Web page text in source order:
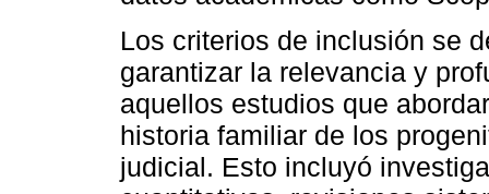
Los criterios de inclusión se
garantizar la relevancia y
aquellos estudios que
historia familiar de los
judicial. Esto incluyó